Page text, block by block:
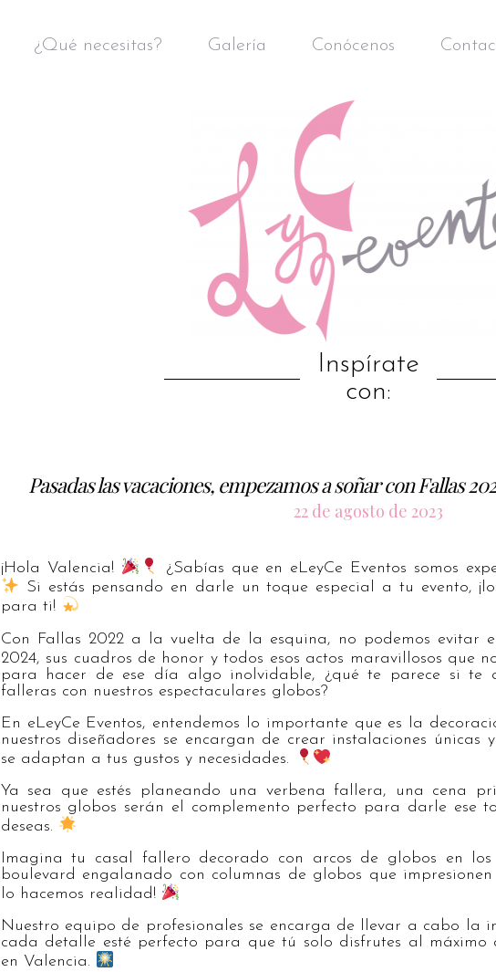
¿Qué necesitas? Galería Conócenos
Inspírate
con:
Pasadas las vacaciones, empezamos a soñar con Fallas
22 de agosto de 2023
¡Hola Valencia!
¿Sabías que en eLeyCe Eventos somos
Si estás pensando en darle un toque especial a tu evento,
para ti!
Con Fallas 2022 a la vuelta de la esquina, no podemos evitar
2024, sus cuadros de honor y todos esos actos maravillosos que
para hacer de ese día algo inolvidable, ¿qué te parece si te
falleras con nuestros espectaculares globos?
En eLeyCe Eventos, entendemos lo importante que es la
nuestros diseñadores se encargan de crear instalaciones únicas
se adaptan a tus gustos y necesidades.
Ya sea que estés planeando una verbena fallera, una cena
nuestros globos serán el complemento perfecto para darle ese
deseas.
Imagina tu casal fallero decorado con arcos de globos en
boulevard engalanado con columnas de globos que impresionen
lo hacemos realidad!
Nuestro equipo de profesionales se encarga de llevar a cabo la
cada detalle esté perfecto para que tú solo disfrutes al máximo
en Valencia.